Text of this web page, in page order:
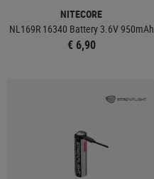
NITECORE
NL169R 16340 Battery 3.6V 950mAh
€ 6,90